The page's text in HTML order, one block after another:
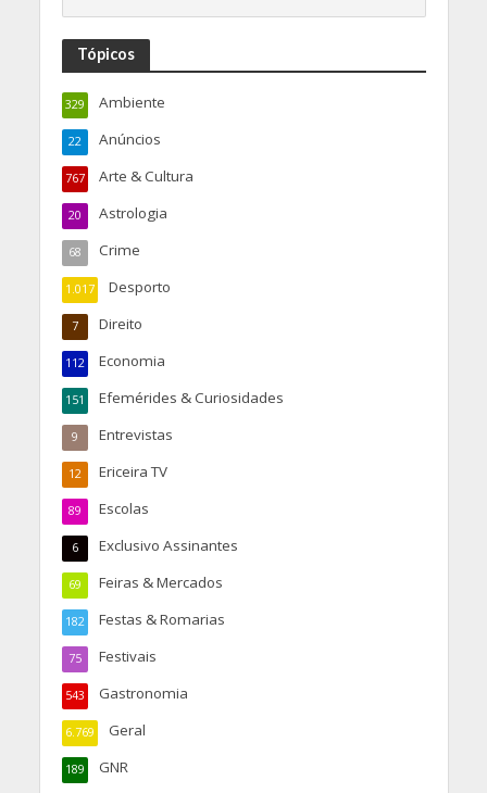
Tópicos
Ambiente
329
Anúncios
22
Arte & Cultura
767
Astrologia
20
Crime
68
Desporto
1.017
Direito
7
Economia
112
Efemérides & Curiosidades
151
Entrevistas
9
Ericeira TV
12
Escolas
89
Exclusivo Assinantes
6
Feiras & Mercados
69
Festas & Romarias
182
Festivais
75
Gastronomia
543
Geral
6.769
GNR
189